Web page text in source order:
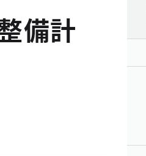
備計